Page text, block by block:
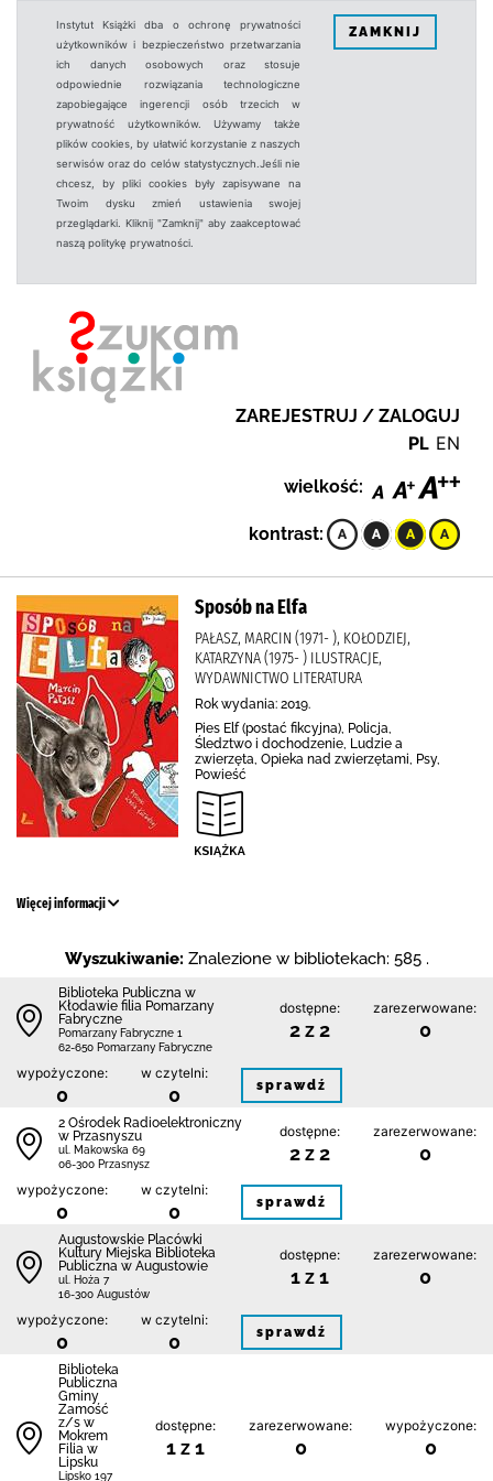
Instytut Książki dba o ochronę prywatności
użytkowników i bezpieczeństwo przetwarzania
ich danych osobowych oraz stosuje
odpowiednie rozwiązania technologiczne
zapobiegające ingerencji osób trzecich w
prywatność użytkowników. Używamy także
plików cookies, by ułatwić korzystanie z naszych
serwisów oraz do celów statystycznych.Jeśli nie
chcesz, by pliki cookies były zapisywane na
Twoim dysku zmień ustawienia swojej
przeglądarki. Kliknij "Zamknij" aby zaakceptować
naszą politykę prywatności.
ZAMKNIJ
ZAREJESTRUJ / ZALOGUJ
PL EN
wielkość:
kontrast:
Sposób na Elfa
PAŁASZ, MARCIN (1971- ), KOŁODZIEJ,
KATARZYNA (1975- ) ILUSTRACJE,
WYDAWNICTWO LITERATURA
Rok wydania: 2019.
Pies Elf (postać fikcyjna), Policja,
Śledztwo i dochodzenie, Ludzie a
zwierzęta, Opieka nad zwierzętami, Psy,
Powieść
Więcej informacji
Wyszukiwanie: Znalezione w bibliotekach: 585 .
Biblioteka Publiczna w
Kłodawie filia Pomarzany
Fabryczne
Pomarzany Fabryczne 1
62-650 Pomarzany Fabryczne
dostępne:
2 z 2
zarezerwowane:
0
wypożyczone:
0
w czytelni:
0 sprawdź
2 Ośrodek Radioelektroniczny
w Przasnyszu
ul. Makowska 69
06-300 Przasnysz
dostępne:
2 z 2
zarezerwowane:
0
wypożyczone:
0
w czytelni:
0 sprawdź
Augustowskie Placówki
Kultury Miejska Biblioteka
Publiczna w Augustowie
ul. Hoża 7
16-300 Augustów
dostępne:
1 z 1
zarezerwowane:
0
wypożyczone:
0
w czytelni:
0 sprawdź
Biblio­teka
Publiczna
Gminy
Zamość
z/s w
Mokrem
Filia w
Lipsku
Lipsko 197
dostępne:
1 z 1
zarezerwowane:
0
wypożyczone:
0